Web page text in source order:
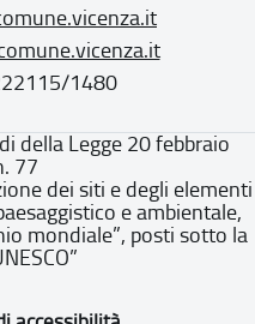
1480
della Legge 20 febbraio
77
dei siti e degli elementi
e ambientale,
mondiale”, posti sotto la